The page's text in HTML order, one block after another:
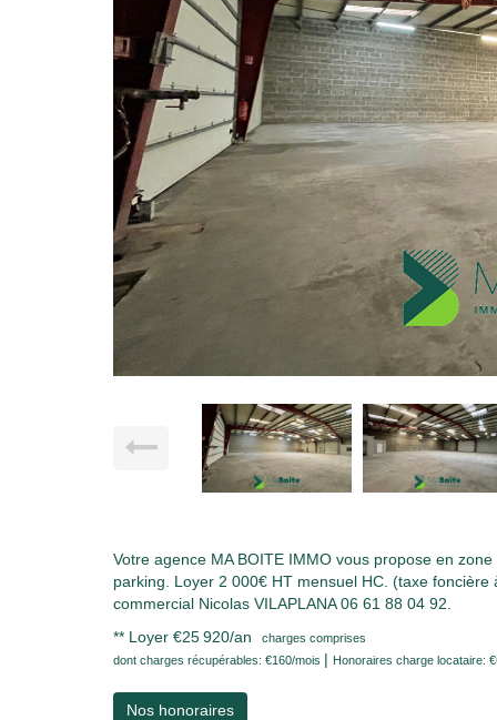
Votre agence MA BOITE IMMO vous propose en
parking. Loyer 2 000€ HT mensuel HC. (taxe
commercial Nicolas VILAPLANA 06 61 88 04 92.
** Loyer €25 920/an
charges comprises
dont charges récupérables: €160/mois | Honoraires charge locataire:
Nos honoraires